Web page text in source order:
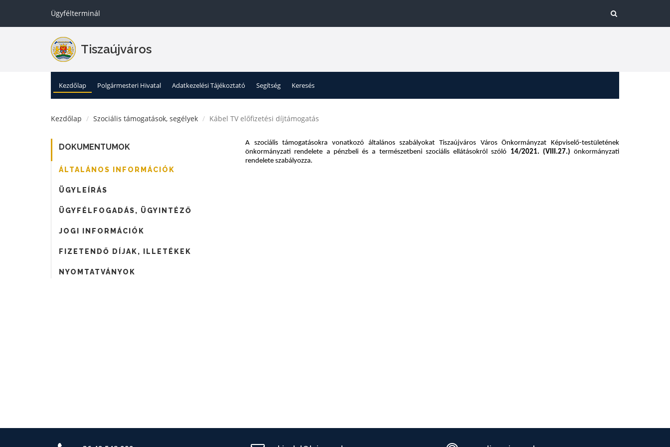
Ügyfélterminál
Tiszaújváros
Kezdőlap Polgármesteri Hivatal Adatkezelési Tájékoztató Segítség Keresés
Kezdőlap Szociális támogatások, segélyek Kábel TV előfizetési díjtámogatás
DOKUMENTUMOK
ÁLTALÁNOS INFORMÁCIÓK
ÜGYLEÍRÁS
ÜGYFÉLFOGADÁS, ÜGYINTÉZŐ
JOGI INFORMÁCIÓK
FIZETENDŐ DÍJAK, ILLETÉKEK
NYOMTATVÁNYOK